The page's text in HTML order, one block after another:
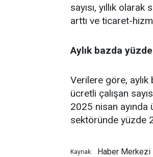
sayısı, yıllık
arttı ve ticaret-
Aylık bazda
Verilere göre,
ücretli çalışan
2025 nisan ayında
sektöründe yüzde
Kaynak: Haber Merkezi